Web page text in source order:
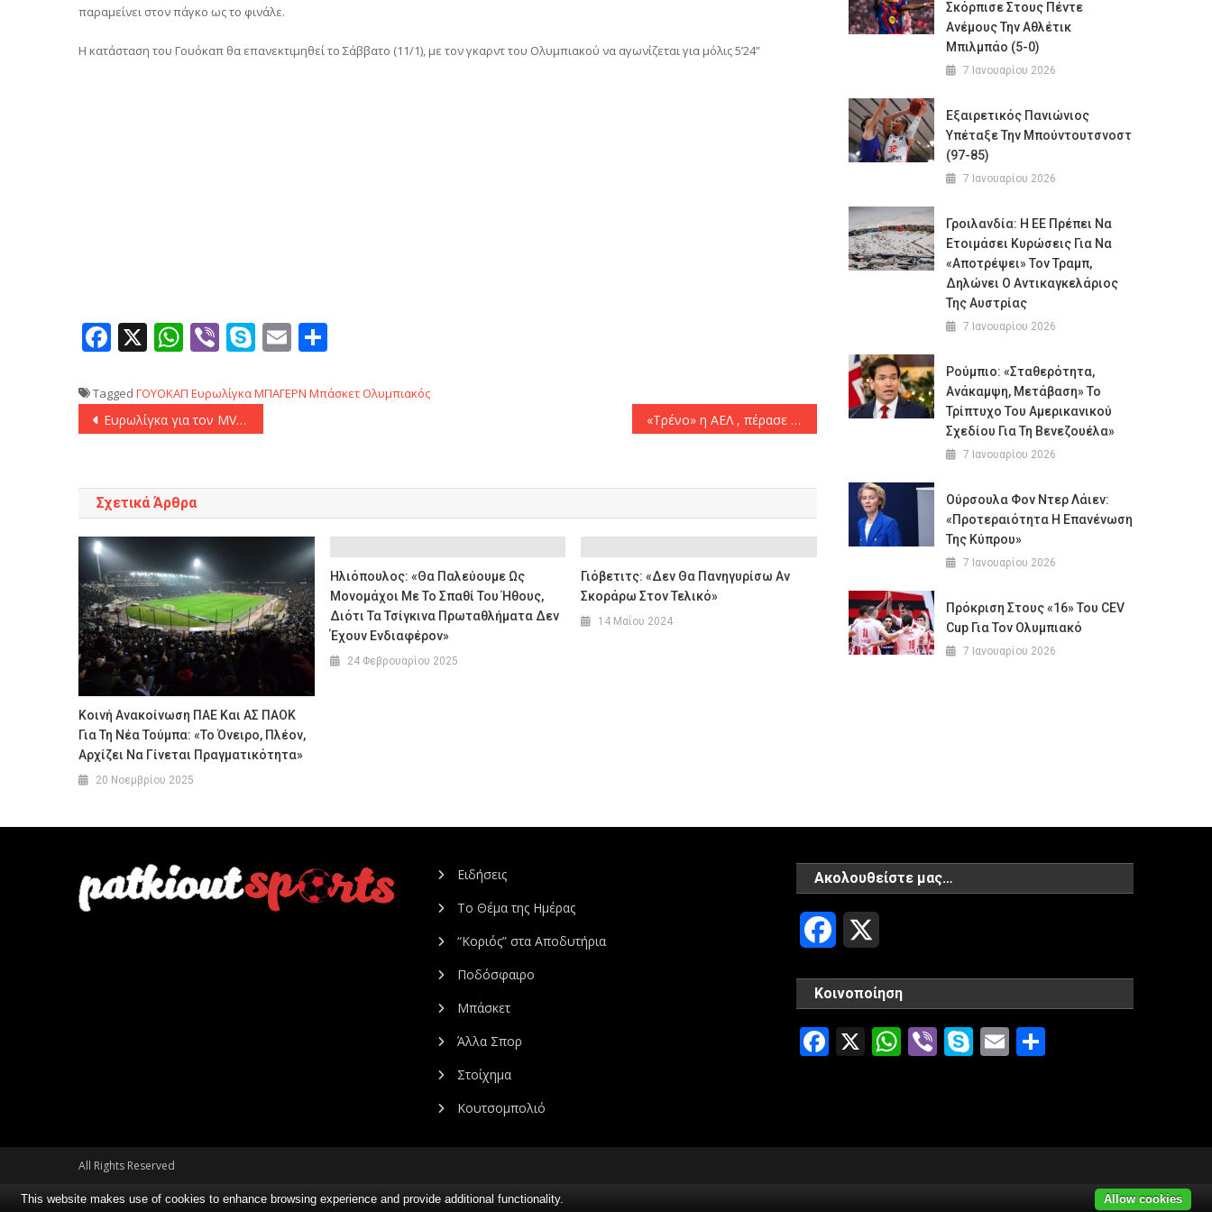
παραμείνει στον πάγκο ως το φινάλε.
Η κατάσταση του Γουόκαπ θα επανεκτιμηθεί το Σάββατο (11/1), με τον γκαρντ του Ολυμπιακού να αγωνίζεται για μόλις 5’24”
Facebook
X WhatsApp
ViberSkype
Email
Tagged ΓΟΥΟΚΑΠ ΕυρωλίγκαΜΠΑΓΕΡΝ Μπάσκετ Ολυμπιακός
Πλοήγηση
Ευρωλίγκα για τον MVP Σάσα: «Είναι απλά ασταμάτητος!» «Τρένο» η ΑΕΛ , πέρασε και από την Νέα Ευκαρπία (0-1)
Σχετικά Άρθρα
Κοινή Ανακοίνωση ΠΑΕ Και ΑΣ ΠΑΟΚ
Για Τη Νέα Τούμπα: «Το Όνειρο, Πλέον,
Αρχίζει Να Γίνεται Πραγματικότητα»
20 Νοεμβρίου 2025
Ηλιόπουλος: «Θα Παλεύουμε Ως
Μονομάχοι Με Το Σπαθί Του Ήθους,
Διότι Τα Τσίγκινα Πρωταθλήματα Δεν
Έχουν Ενδιαφέρον»
24 Φεβρουαρίου 2025
Γιόβετιτς: «Δεν Θα Πανηγυρίσω Αν
Σκοράρω Στον Τελικό»
14 Μαΐου 2024
Σκόρπισε Στους Πέντε
Ανέμους Την Αθλέτικ
Μπιλμπάο (5-0)
7 Ιανουαρίου 2026
Εξαιρετικός Πανιώνιος
Υπέταξε Την Μπούντουτσνοστ
(97-85)
7 Ιανουαρίου 2026
Γροιλανδία: Η ΕΕ Πρέπει Να
Ετοιμάσει Κυρώσεις Για Να
«αποτρέψει» Τον Τραμπ,
Δηλώνει Ο Αντικαγκελάριος
Της Αυστρίας
7 Ιανουαρίου 2026
Ρούμπιο: «Σταθερότητα,
Ανάκαμψη, Μετάβαση» Το
Τρίπτυχο Του Αμερικανικού
Σχεδίου Για Τη Βενεζουέλα»
7 Ιανουαρίου 2026
Ούρσουλα Φον Ντερ Λάιεν:
«Προτεραιότητα Η Επανένωση
Της Κύπρου»
7 Ιανουαρίου 2026
Πρόκριση Στους «16» Του CEV
Cup Για Τον Ολυμπιακό
7 Ιανουαρίου 2026
Ειδήσεις
Το Θέμα της Ημέρας
“Κοριός” στα Αποδυτήρια
Ποδόσφαιρο
Μπάσκετ
Άλλα Σπορ
Στοίχημα
Κουτσομπολιό
Ακολουθείστε μας…
Facebook
Κοινοποίηση
Facebook
X WhatsApp
ViberSkype
Email
All Rights Reserved
This website makes use of cookies to enhance browsing experience and provide additional functionality. Allow cookies